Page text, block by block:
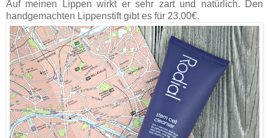
Auf meinen Lippen wirkt er sehr zart und natürlich. Den
handgemachten Lippenstift gibt es für 23,00€.